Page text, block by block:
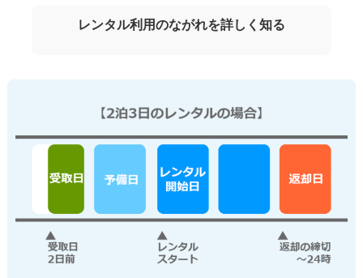
レンタル利用のながれを詳しく知る